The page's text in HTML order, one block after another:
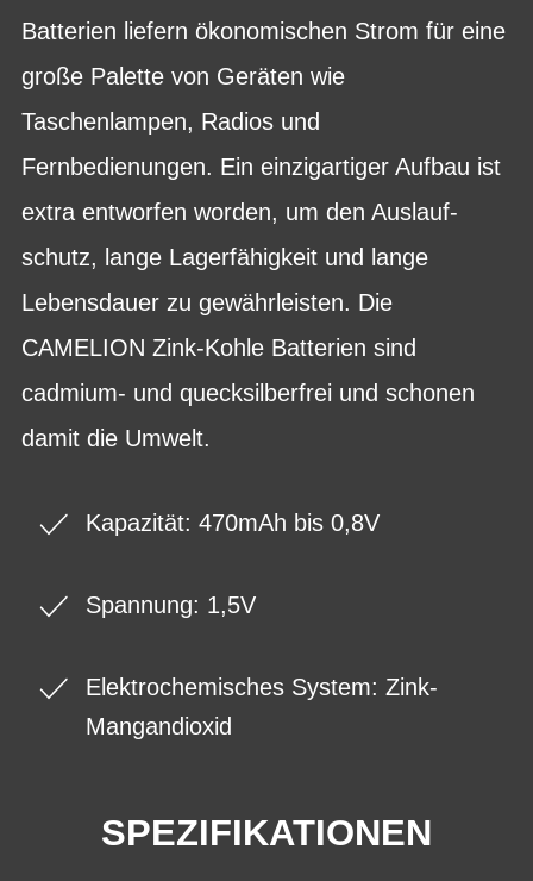
Batterien liefern ökonomischen Strom für eine
große Palette von Geräten wie
Taschenlampen, Radios und
Fernbedienungen. Ein einzigartiger Aufbau ist
extra entworfen worden, um den Auslauf-
schutz, lange Lagerfähigkeit und lange
Lebensdauer zu gewährleisten. Die
CAMELION Zink-Kohle Batterien sind
cadmium- und quecksilberfrei und schonen
damit die Umwelt.
Kapazität: 470mAh bis 0,8V
Spannung: 1,5V
Elektrochemisches System: Zink-
Mangandioxid
SPEZIFIKATIONEN